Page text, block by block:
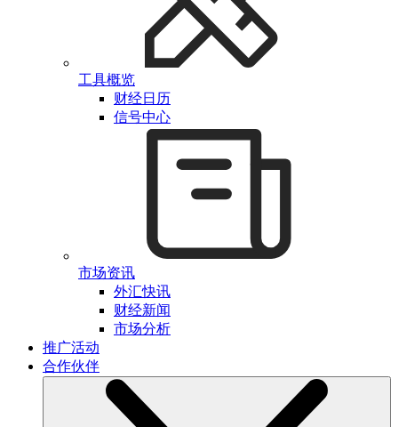
工具概览
财经日历
信号中心
市场资讯
外汇快讯
财经新闻
市场分析
推广活动
合作伙伴